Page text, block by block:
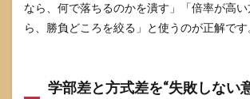
なら、何で落ちるのかを潰す」「倍率が高
ら、勝負どころを絞る」と使うのが正解です
学部差と方式差を“失敗しない